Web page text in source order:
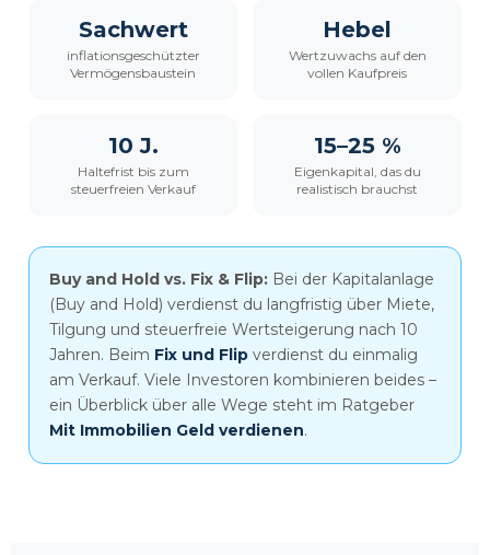
Sachwert
inflationsgeschützter
Vermögensbaustein
Hebel
Wertzuwachs auf den
vollen Kaufpreis
10 J.
Haltefrist bis zum
steuerfreien Verkauf
15–25 %
Eigenkapital, das du
realistisch brauchst
Buy and Hold vs. Fix & Flip: Bei der Kapitalanlage
(Buy and Hold) verdienst du langfristig über Miete,
Tilgung und steuerfreie Wertsteigerung nach 10
Jahren. Beim Fix und Flip verdienst du einmalig
am Verkauf. Viele Investoren kombinieren beides –
ein Überblick über alle Wege steht im Ratgeber
Mit Immobilien Geld verdienen.